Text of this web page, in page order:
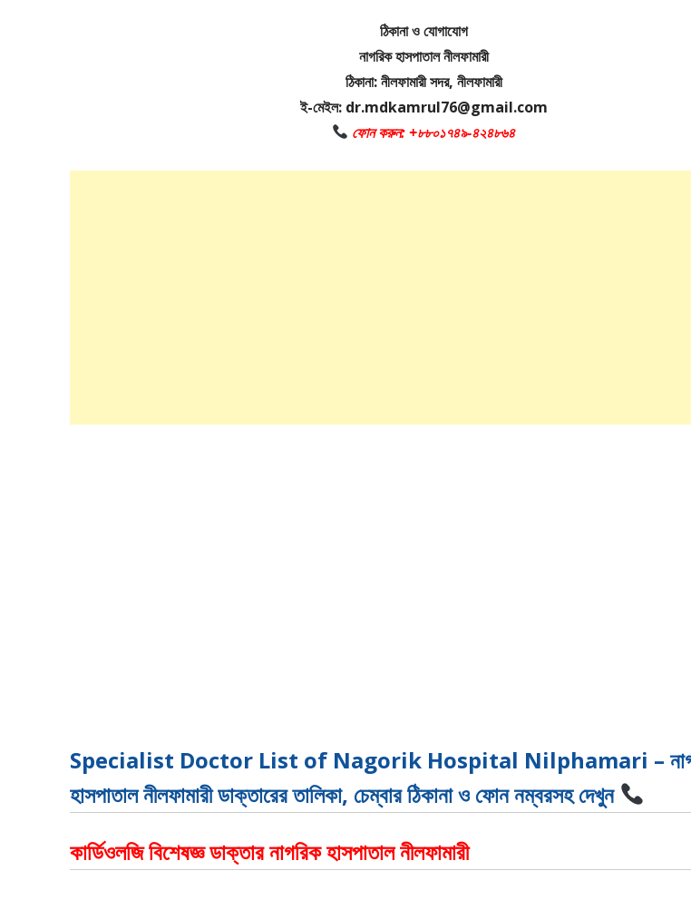
ঠিকানা ও যোগাযোগ
নাগরিক হাসপাতাল নীলফামারী
ঠিকানা: নীলফামারী সদর, নীলফামারী
ই-মেইল: dr.mdkamrul76@gmail.com
ফোন করুন: +৮৮০১৭৪৯-৪২৪৮৬৪
Specialist Doctor List of Nagorik Hospital Nilphamari –
হাসপাতাল নীলফামারী ডাক্তারের তালিকা, চেম্বার ঠিকানা ও ফোন নম্বরসহ দেখুন
কার্ডিওলজি বিশেষজ্ঞ ডাক্তার নাগরিক হাসপাতাল নীলফামারী